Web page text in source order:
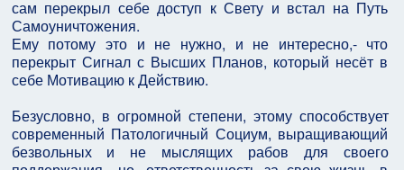
сам перекрыл себе доступ к Свету и встал на Путь
Самоуничтожения.
Ему потому это и не нужно, и не интересно,- что
перекрыт Сигнал с Высших Планов, который несёт в
себе Мотивацию к Действию.
Безусловно, в огромной степени, этому способствует
современный Патологичный Социум, выращивающий
безвольных и не мыслящих рабов для своего